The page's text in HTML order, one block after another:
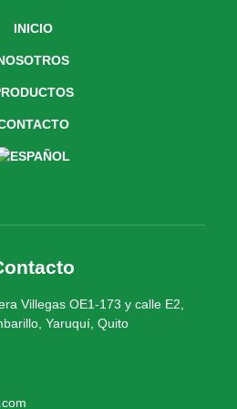
INICIO
Villegas OE1-173 y calle E2,
Yaruquí, Quito